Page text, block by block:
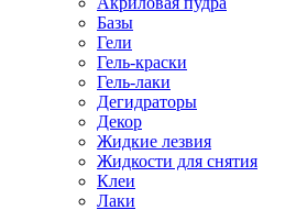
Базы
Гели
Гель-краски
Гель-лаки
Дегидраторы
Декор
Жидкие лезвия
Жидкости для снятия
Клеи
Лаки